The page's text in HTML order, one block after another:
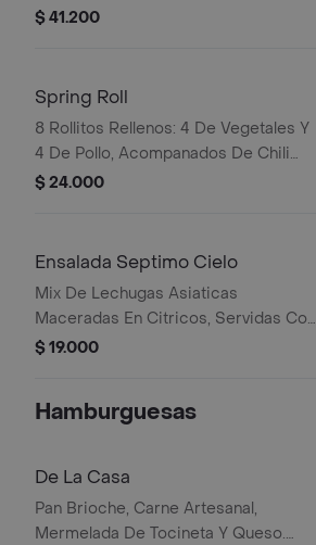
con perejil.
$ 41.200
Spring Roll
8 Rollitos Rellenos: 4 De Vegetales Y
4 De Pollo, Acompanados De Chili
Souce.
$ 24.000
Ensalada Septimo Cielo
Mix De Lechugas Asiaticas
Maceradas En Citricos, Servidas Con
Tomates Cherry, Boconccini, Pesto, Y
$ 19.000
Hamburguesas
De La Casa
Pan Brioche, Carne Artesanal,
Mermelada De Tocineta Y Queso.